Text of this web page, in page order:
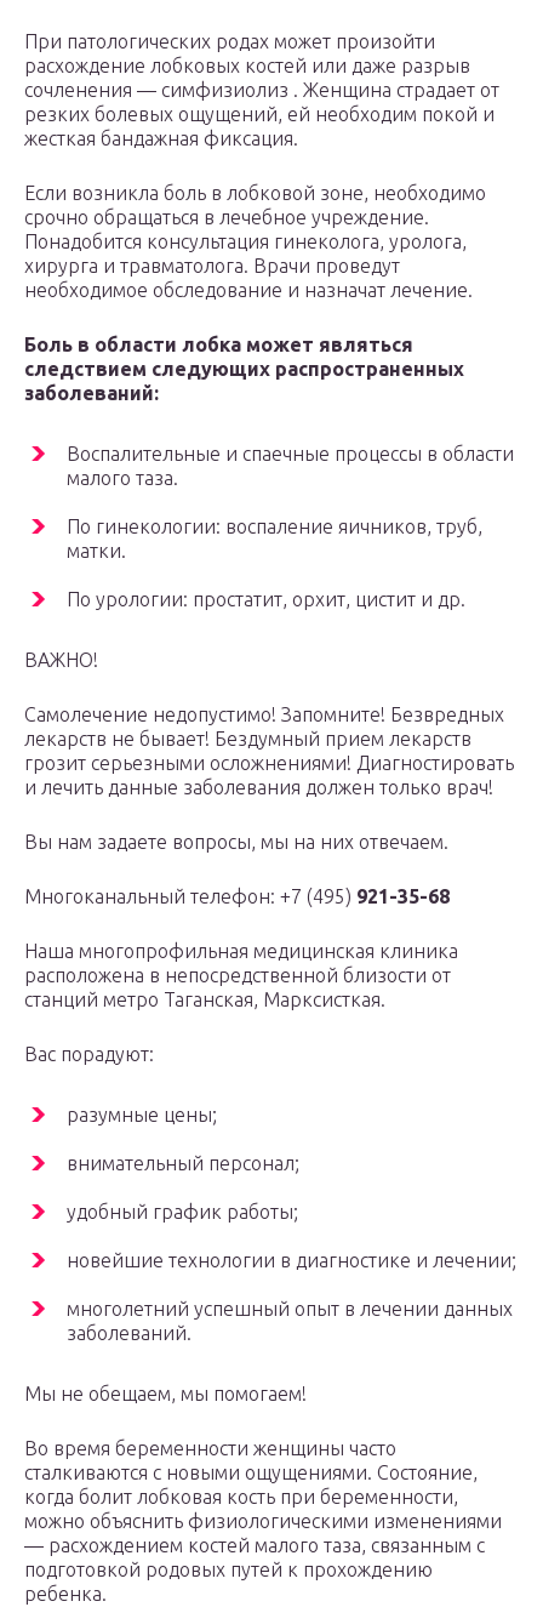
При патологических родах может произойти
расхождение лобковых костей или даже разрыв
сочленения — симфизиолиз . Женщина страдает от
резких болевых ощущений, ей необходим покой и
жесткая бандажная фиксация.
Если возникла боль в лобковой зоне, необходимо
срочно обращаться в лечебное учреждение.
Понадобится консультация гинеколога, уролога,
хирурга и травматолога. Врачи проведут
необходимое обследование и назначат лечение.
Боль в области лобка может являться
следствием следующих распространенных
заболеваний:
Воспалительные и спаечные процессы в области
малого таза.
По гинекологии: воспаление яичников, труб,
матки.
По урологии: простатит, орхит, цистит и др.
ВАЖНО!
Самолечение недопустимо! Запомните! Безвредных
лекарств не бывает! Бездумный прием лекарств
грозит серьезными осложнениями! Диагностировать
и лечить данные заболевания должен только врач!
Вы нам задаете вопросы, мы на них отвечаем.
Многоканальный телефон: +7 (495) 921-35-68
Наша многопрофильная медицинская клиника
расположена в непосредственной близости от
станций метро Таганская, Марксисткая.
Вас порадуют:
разумные цены;
внимательный персонал;
удобный график работы;
новейшие технологии в диагностике и лечении;
многолетний успешный опыт в лечении данных
заболеваний.
Мы не обещаем, мы помогаем!
Во время беременности женщины часто
сталкиваются с новыми ощущениями. Состояние,
когда болит лобковая кость при беременности,
можно объяснить физиологическими изменениями
— расхождением костей малого таза, связанным с
подготовкой родовых путей к прохождению
ребенка.